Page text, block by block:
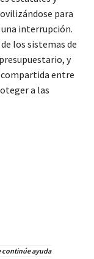
para
una interrupción.
los sistemas de
y
entre
a las
continúe ayuda